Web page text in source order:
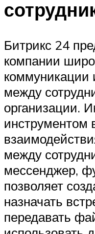
Битрикс 24
компании
коммуникации
между
организации.
инструментом
между
мессенджер,
позволяет
назначать
передавать